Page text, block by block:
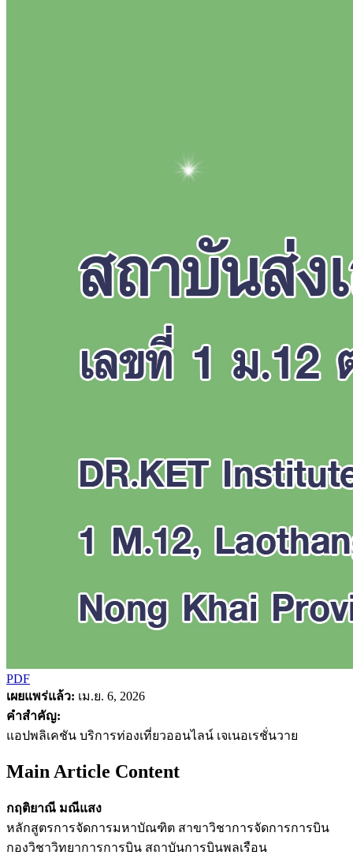
PDF
เผยแพร่แล้ว: เม.ย. 6, 2026
คำสำคัญ:
แอปพลิเคชัน บริการท่องเที่ยวออนไลน์ เจเนอเรชั่นวาย
Main Article Content
กฤติยาณี มณีแสง
หลักสูตรการจัดการมหาบัณฑิต สาขาวิชาการจัดการการบิน
กองวิชาวิทยาการการบิน สถาบันการบินพลเรือน